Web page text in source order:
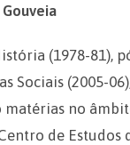
(1978-81),
Sociais (2005-
no
de Estudos